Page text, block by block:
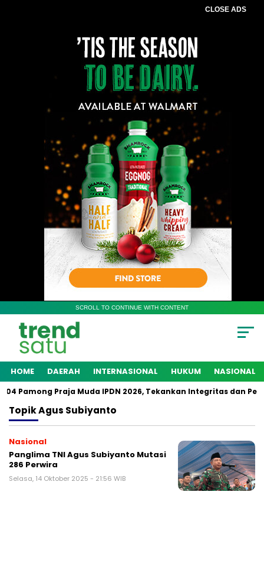
CLOSE ADS
SCROLL TO CONTINUE WITH CONTENT
HOME DAERAH INTERNASIONAL HUKUM NASIONAL
Pamong Praja Muda IPDN 2026, Tekankan Integritas dan
TopikAgus Subiyanto
Nasional
Panglima TNI Agus Subiyanto Mutasi
286 Perwira
Selasa, 14 Oktober 2025 - 21:56 WIB